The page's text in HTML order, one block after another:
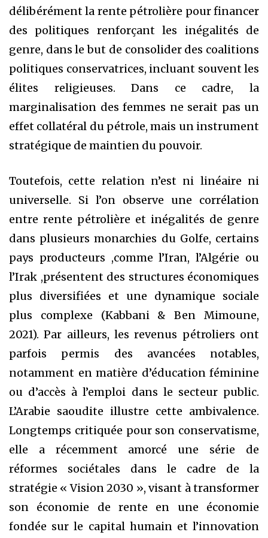
délibérément la rente pétrolière pour financer
des politiques renforçant les inégalités de
genre, dans le but de consolider des coalitions
politiques conservatrices, incluant souvent les
élites religieuses. Dans ce cadre, la
marginalisation des femmes ne serait pas un
effet collatéral du pétrole, mais un instrument
stratégique de maintien du pouvoir.
Toutefois, cette relation n’est ni linéaire ni
universelle. Si l’on observe une corrélation
entre rente pétrolière et inégalités de genre
dans plusieurs monarchies du Golfe, certains
pays producteurs ,comme l’Iran, l’Algérie ou
l’Irak ,présentent des structures économiques
plus diversifiées et une dynamique sociale
plus complexe (Kabbani & Ben Mimoune,
2021). Par ailleurs, les revenus pétroliers ont
parfois permis des avancées notables,
notamment en matière d’éducation féminine
ou d’accès à l’emploi dans le secteur public.
L’Arabie saoudite illustre cette ambivalence.
Longtemps critiquée pour son conservatisme,
elle a récemment amorcé une série de
réformes sociétales dans le cadre de la
stratégie « Vision 2030 », visant à transformer
son économie de rente en une économie
fondée sur le capital humain et l’innovation